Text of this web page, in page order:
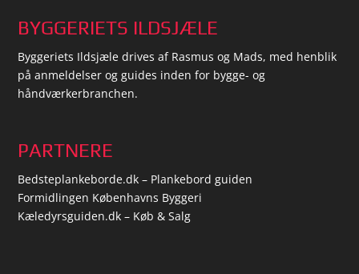
BYGGERIETS ILDSJÆLE
Byggeriets Ildsjæle drives af Rasmus og Mads, med henblik
på anmeldelser og guides inden for bygge- og
håndværkerbranchen.
PARTNERE
Bedsteplankeborde.dk – Plankebord guiden
Formidlingen Københavns Byggeri
Kæledyrsguiden.dk – Køb & Salg